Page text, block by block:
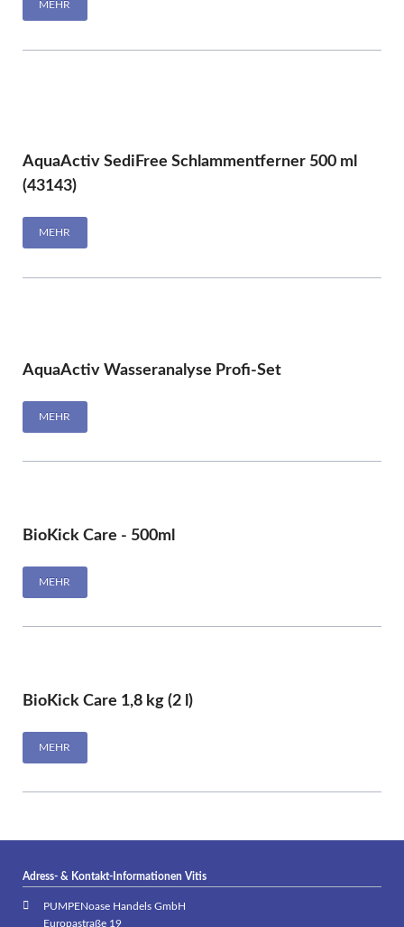
MEHR
AquaActiv SediFree Schlammentferner 500 ml
(43143)
MEHR
AquaActiv Wasseranalyse Profi-Set
MEHR
BioKick Care - 500ml
MEHR
BioKick Care 1,8 kg (2 l)
MEHR
Adress- & Kontakt-Informationen Vitis
PUMPENoase Handels GmbH
Europastraße 19